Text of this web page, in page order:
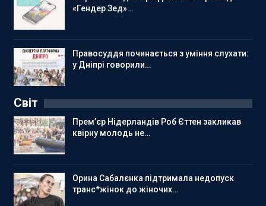
«Гендер Зед»…
Правосуддя починається з уміння слухати:
у Дніпрі говорили…
Світ
Прем’єр Нідерландів Роб Єттен закликав
квірну молодь не…
Орина Сабалєнка підтримала недопуск
транс*жінок до жіночих…